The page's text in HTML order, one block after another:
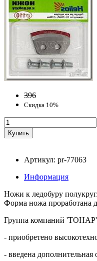
396
Скидка 10%
Артикул: pr-77063
Информация
Ножи к ледобуру
Форма ножа проработана
Группа компаний 'ТОНАР'
- приобретено
- введена